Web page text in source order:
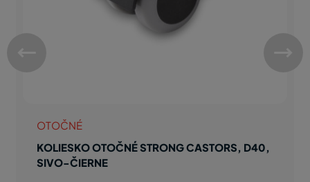
OTOČNÉ
KOLIESKO OTOČNÉ STRONG CASTORS, D40,
SIVO-ČIERNE